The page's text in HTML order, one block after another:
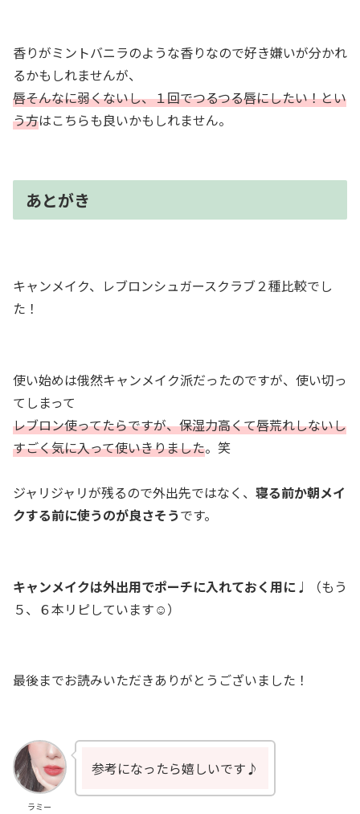
香りがミントバニラのような香りなので好き嫌いが分かれ
るかもしれませんが、
唇そんなに弱くないし、１回でつるつる唇にしたい！とい
う方はこちらも良いかもしれません。
あとがき
キャンメイク、レブロンシュガースクラブ２種比較でし
た！
使い始めは俄然キャンメイク派だったのですが、使い切っ
てしまって
レブロン使ってたらですが、保湿力高くて唇荒れしないし
すごく気に入って使いきりました。笑
ジャリジャリが残るので外出先ではなく、 寝る前か朝メイ
クする前に使うのが良さそうです。
キャンメイクは外出用でポーチに入れておく用に ♩（もう
５、６本リピしています☺️）
最後までお読みいただきありがとうございました！
ラミー
参考になったら嬉しいです♪